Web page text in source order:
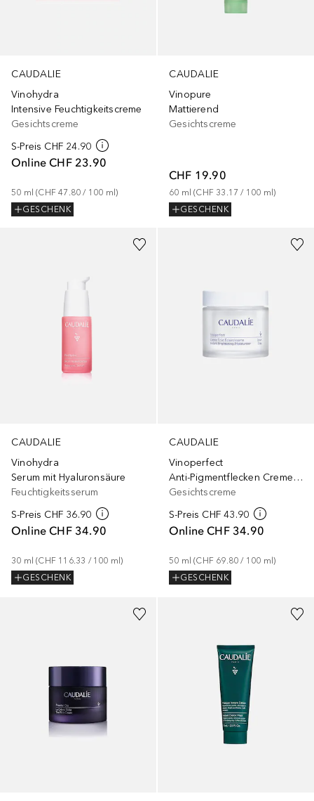
CAUDALIE
Vinohydra
Intensive Feuchtigkeitscreme
Gesichtscreme
S-Preis CHF 24.90
Online CHF 23.90
50 ml (CHF 47.80 / 100 ml)
GESCHENK
CAUDALIE
Vinopure
Mattierend
Gesichtscreme
CHF 19.90
60 ml (CHF 33.17 / 100 ml)
GESCHENK
CAUDALIE
Vinohydra
Serum mit Hyaluronsäure
Feuchtigkeitsserum
S-Preis CHF 36.90
Online CHF 34.90
30 ml (CHF 116.33 / 100 ml)
GESCHENK
CAUDALIE
Vinoperfect
Anti-Pigmentflecken Creme Niacinamid - Nachfüllpackung
Gesichtscreme
S-Preis CHF 43.90
Online CHF 34.90
50 ml (CHF 69.80 / 100 ml)
GESCHENK